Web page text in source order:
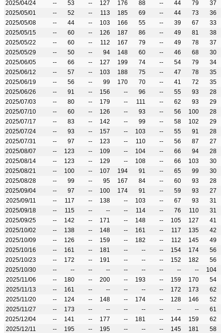
2025/04/24 -- 53 -- 127 176 88 -- 44 79
37
2025/05/01
-- 52 -- 113 185 69 -- 44 73
36
2025/05/08
-- 44 -- 103 166 55 -- 39 67
33
2025/05/15
-- 60 -- 126 187 86 -- 49 81
38
2025/05/22
-- 60 -- 112 167 79 -- 49 78
37
2025/05/29
-- 50 -- 94 148 60 -- 46 68
30
2025/06/05
-- 66 -- 127 199 74 -- 54 79
34
2025/06/12
-- 57 -- 103 188 75 -- 47 78
35
2025/06/19
-- 56 -- 99 170 70 -- 41 72
35
2025/06/26
-- 91 -- 156 -- 96 -- 55 93
28
2025/07/03
-- 80 -- 179 -- 111 -- 62 93
29
2025/07/10
-- 60 -- 126 -- 93 -- 56 100
28
2025/07/17
-- 83 -- 142 -- 99 -- 58 102
29
2025/07/24
-- 93 -- 157 -- 103 -- 55 91
28
2025/07/31
-- 97 -- 123 -- 110 -- 56 87
27
2025/08/07
-- 123 -- 109 -- 104 -- 66 94
28
2025/08/14
-- 123 -- 129 -- 108 -- 66 103
30
2025/08/21
-- 100 -- 107 194 91 -- 65 99
30
2025/08/28
-- 99 -- 95 167 84 -- 60 93
28
2025/09/04
-- 97 -- 100 174 91 -- 59 93
27
2025/09/11
-- 117 -- 138 -- 103 -- 67 93
31
2025/09/18
-- 115 -- -- -- 114 -- 76 110
31
2025/09/25
-- 142 -- 171 -- 148 -- 105 127
41
2025/10/02
-- 138 -- 148 -- 161 -- 117 135
42
2025/10/09
-- 126 -- 159 -- 182 -- 112 145
49
2025/10/16
-- 161 -- 181 -- -- -- 154 174
56
2025/10/23
-- 172 -- 191 -- -- -- 152 182
56
2025/10/30
-- -- -- -- -- -- -- -- --
104
2025/11/06
-- 180 -- 200 -- 193 -- 159 170
54
2025/11/13
-- 161 -- -- -- -- -- 172 173
62
2025/11/20
-- 124 -- 148 -- 174 -- 128 146
52
2025/11/27
-- 173 -- -- -- -- -- -- --
61
2025/12/04
-- 141 -- 177 -- 181 -- 144 159
62
2025/12/11
-- 195 -- 195 -- -- -- 145 181
58